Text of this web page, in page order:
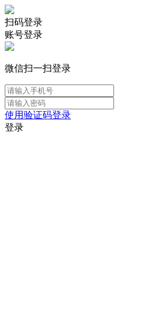
扫码登录
账号登录
微信扫一扫登录
使用验证码登录
登录